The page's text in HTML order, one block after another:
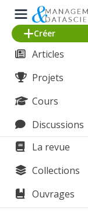
Créer
Articles
Projets
Cours
Discussions
La revue
Collections
Ouvrages